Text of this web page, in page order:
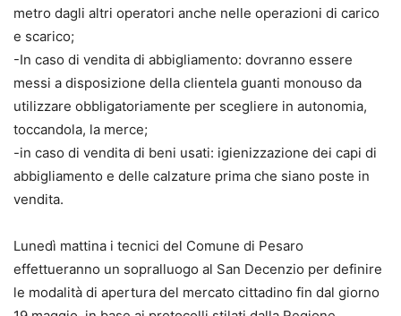
metro dagli altri operatori anche nelle operazioni di carico
e scarico;
-In caso di vendita di abbigliamento: dovranno essere
messi a disposizione della clientela guanti monouso da
utilizzare obbligatoriamente per scegliere in autonomia,
toccandola, la merce;
-in caso di vendita di beni usati: igienizzazione dei capi di
abbigliamento e delle calzature prima che siano poste in
vendita.
Lunedì mattina i tecnici del Comune di Pesaro
effettueranno un sopralluogo al San Decenzio per definire
le modalità di apertura del mercato cittadino fin dal giorno